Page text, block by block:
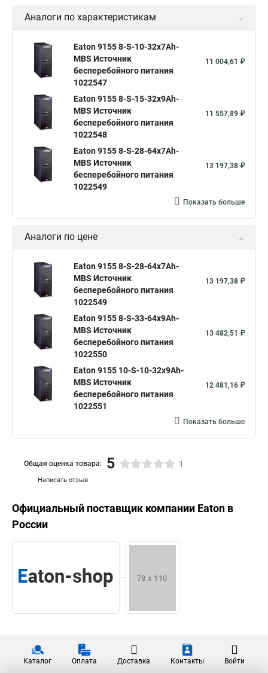
Аналоги по характеристикам
Eaton 9155 8-S-10-32x7Ah-
MBS Источник
бесперебойного питания
1022547
11 004,61 ₽
Eaton 9155 8-S-15-32x9Ah-
MBS Источник
бесперебойного питания
1022548
11 557,89 ₽
Eaton 9155 8-S-28-64x7Ah-
MBS Источник
бесперебойного питания
1022549
13 197,38 ₽
Показать больше
Аналоги по цене
Eaton 9155 8-S-28-64x7Ah-
MBS Источник
бесперебойного питания
1022549
13 197,38 ₽
Eaton 9155 8-S-33-64x9Ah-
MBS Источник
бесперебойного питания
1022550
13 482,51 ₽
Eaton 9155 10-S-10-32x9Ah-
MBS Источник
бесперебойного питания
1022551
12 481,16 ₽
Показать больше
Написать отзыв
Общая оценка товара: 5 1
Официальный поставщик компании Eaton в
России
Каталог Оплата Доставка Контакты Войти